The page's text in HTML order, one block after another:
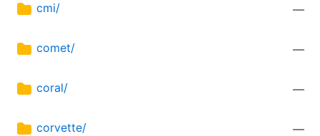
cmi/ —
comet/ —
coral/ —
corvette/ —